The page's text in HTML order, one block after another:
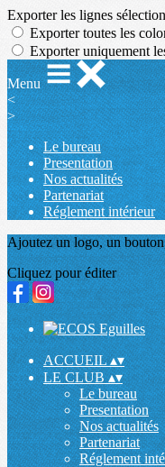
Exporter les lignes
Exporter toutes les
Exporter uniquement
Menu
<
>
Le bureau
Presentation
Nos actualités
Partenariat
Réglement intérieur
Ajoutez un logo, un
Cliquez pour éditer
ACCUEIL▴▾
LE CLUB▴▾
Le bureau
Presentation
Nos actualités
Partenariat
Réglement